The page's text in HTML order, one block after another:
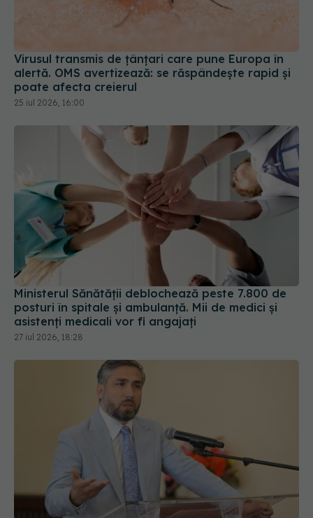
Virusul transmis de țânțari care pune Europa în
alertă. OMS avertizează: se răspândește rapid și
poate afecta creierul
25 iul 2026, 16:00
Ministerul Sănătății deblochează peste 7.800 de
posturi în spitale și ambulanță. Mii de medici și
asistenți medicali vor fi angajați
27 iul 2026, 18:28